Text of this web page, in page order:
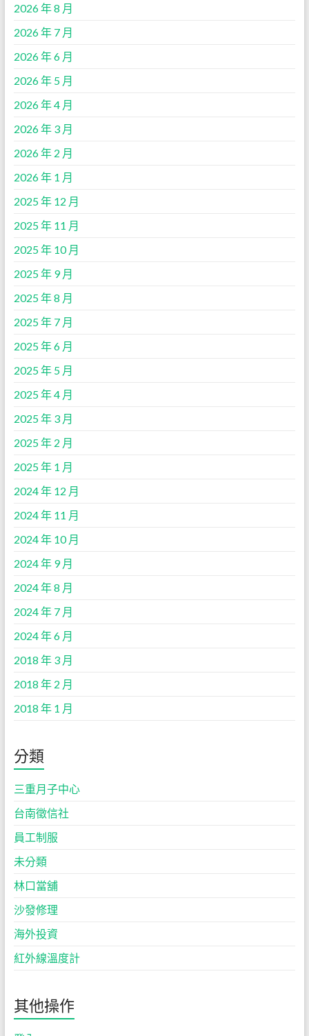
2026 年 8 月
2026 年 7 月
2026 年 6 月
2026 年 5 月
2026 年 4 月
2026 年 3 月
2026 年 2 月
2026 年 1 月
2025 年 12 月
2025 年 11 月
2025 年 10 月
2025 年 9 月
2025 年 8 月
2025 年 7 月
2025 年 6 月
2025 年 5 月
2025 年 4 月
2025 年 3 月
2025 年 2 月
2025 年 1 月
2024 年 12 月
2024 年 11 月
2024 年 10 月
2024 年 9 月
2024 年 8 月
2024 年 7 月
2024 年 6 月
2018 年 3 月
2018 年 2 月
2018 年 1 月
分類
三重月子中心
台南徵信社
員工制服
未分類
林口當舖
沙發修理
海外投資
紅外線溫度計
其他操作